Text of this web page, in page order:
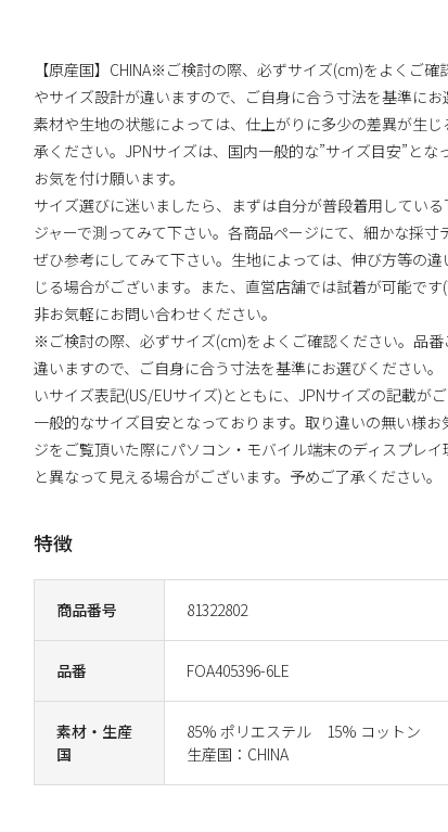
商品番号 81322802
品番 FOA405396-6LE
素材・生産
国
85% ポリエステル 15% コットン
生産国：CHINA
【原産国】CHINA※ご検討の際、必ずサイズ(cm)をよくご
やサイズ設計が違いますので、ご自身に合う寸法を基準に
素材や生地の状態によっては、仕上がりに多少の差異が生
承ください。JPNサイズは、国内一般的な”サイズ目安”とな
お気を付け願います。
サイズ選びに迷いましたら、まずは自分が普段着用してい
ジャーで測ってみて下さい。各商品ページにて、細かな採寸
ぜひ参考にしてみて下さい。生地によっては、伸び方等の
じる場合がございます。また、直営店舗では試着が可能で
非お気軽にお問い合わせください。
※ご検討の際、必ずサイズ(cm)をよくご確認ください。品
違いますので、ご自身に合う寸法を基準にお選びください
いサイズ表記(US/EUサイズ)とともに、JPNサイズの記載が
一般的なサイズ目安となっております。取り違いの無い様
ジをご覧頂いた際にパソコン・モバイル端末のディスプレ
と異なって見える場合がございます。予めご了承ください。
特徴